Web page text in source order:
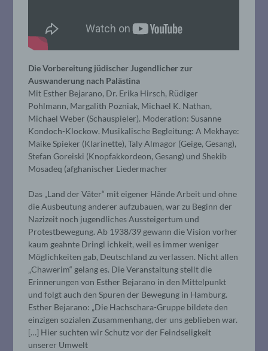
Die Vorbereitung jüdischer Jugendlicher zur
Auswanderung nach Palästina
Mit Esther Bejarano, Dr. Erika Hirsch, Rüdiger
Pohlmann, Margalith Pozniak, Michael K. Nathan,
Michael Weber (Schauspieler). Moderation: Susanne
Kondoch-Klockow. Musikalische Begleitung: A Mekhaye:
Maike Spieker (Klarinette), Taly Almagor (Geige, Gesang),
Stefan Goreiski (Knopfakkordeon, Gesang) und Shekib
Mosadeq (afghanischer Liedermacher
Das „Land der Väter“ mit eigener Hände Arbeit und ohne
die Ausbeutung anderer aufzubauen, war zu Beginn der
Nazizeit noch jugendliches Aussteigertum und
Protestbewegung. Ab 1938/39 gewann die Vision vorher
kaum geahnte Dringl ichkeit, weil es immer weniger
Möglichkeiten gab, Deutschland zu verlassen. Nicht allen
„Chawerim“ gelang es. Die Veranstaltung stellt die
Erinnerungen von Esther Bejarano in den Mittelpunkt
und folgt auch den Spuren der Bewegung in Hamburg.
Esther Bejarano: „Die Hachschara-Gruppe bildete den
einzigen sozialen Zusammenhang, der uns geblieben war.
[…] Hier suchten wir Schutz vor der Feindseligkeit
unserer Umwelt